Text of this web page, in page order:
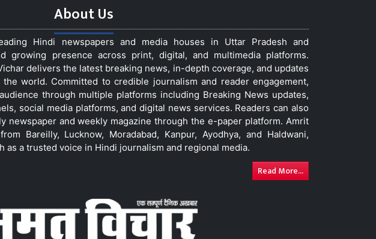
About Us
Hindi newspapers and media houses in Uttar Pradesh and
growing presence across print, digital, and multimedia platforms.
delivers the latest breaking news, in-depth coverage, and updates
world. Committed to credible journalism and reader engagement,
through multiple platforms including Breaking News updates,
social media platforms, and digital news services. Readers can also
newspaper and weekly magazine through the e-paper platform. Amrit
Bareilly, Lucknow, Moradabad, Kanpur, Ayodhya, and Haldwani,
as a trusted voice in Hindi journalism and regional media.
Read More...